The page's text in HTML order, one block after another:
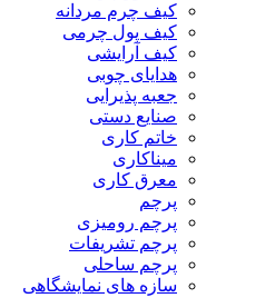
کیف چرم مردانه
کیف پول چرمی
کیف آرایشی
هدایای چوبی
جعبه پذیرایی
صنایع دستی
خاتم کاری
میناکاری
معرق کاری
پرچم
پرچم رومیزی
پرچم تشریفات
پرچم ساحلی
سازه های نمایشگاهی